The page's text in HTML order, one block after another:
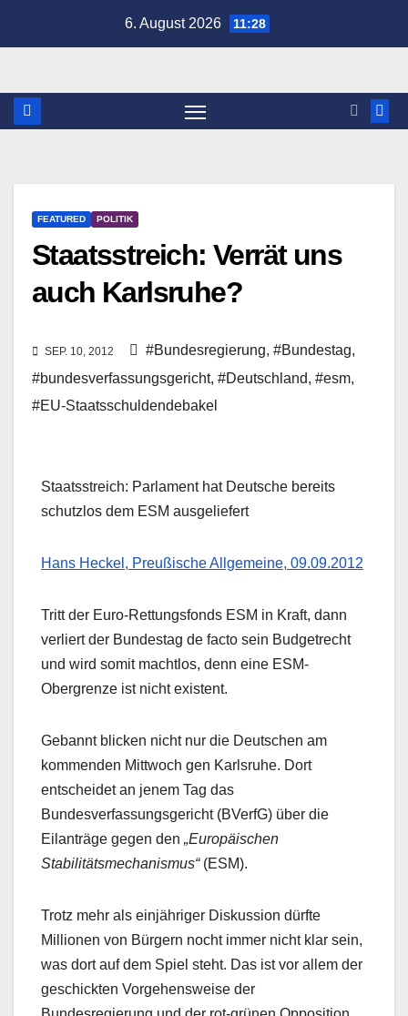
6. August 2026 11:28
FEATURED POLITIK
Staatsstreich: Verrät uns
auch Karlsruhe?
SEP. 10, 2012 #Bundesregierung, #Bundestag,
#bundesverfassungsgericht, #Deutschland, #esm,
#EU-Staatsschuldendebakel
Staatsstreich: Parlament hat Deutsche bereits
schutzlos dem ESM ausgeliefert
Hans Heckel, Preußische Allgemeine, 09.09.2012
Tritt der Euro-Rettungsfonds ESM in Kraft, dann
verliert der Bundestag de facto sein Budgetrecht
und wird somit machtlos, denn eine ESM-
Obergrenze ist nicht existent.
Gebannt blicken nicht nur die Deutschen am
kommenden Mittwoch gen Karlsruhe. Dort
entscheidet an jenem Tag das
Bundesverfassungsgericht (BVerfG) über die
Eilanträge gegen den „Europäischen
Stabilitätsmechanismus“(ESM).
Trotz mehr als einjähriger Diskussion dürfte
Millionen von Bürgern nocht immer nicht klar sein,
was dort auf dem Spiel steht. Das ist vor allem der
geschickten Vorgehensweise der